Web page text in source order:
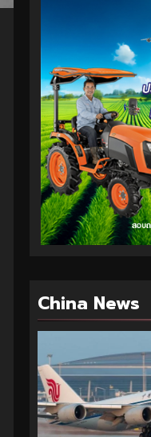
China News